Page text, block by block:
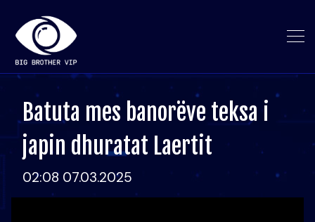
Batuta mes banorëve teksa i
japin dhuratat Laertit
02:08 07.03.2025